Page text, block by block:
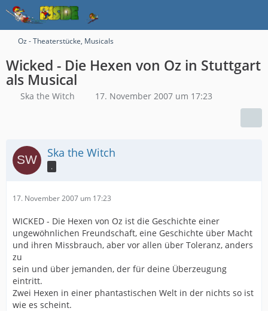
Oz - Theaterstücke, Musicals
Wicked - Die Hexen von Oz in Stuttgart
als Musical
Ska the Witch 17. November 2007 um 17:23
Ska the Witch
.
17. November 2007 um 17:23
WICKED - Die Hexen von Oz ist die Geschichte einer
ungewöhnlichen Freundschaft, eine Geschichte über Macht
und ihren Missbrauch, aber vor allen über Toleranz, anders
zu
sein und über jemanden, der für deine Überzeugung
eintritt.
Zwei Hexen in einer phantastischen Welt in der nichts so ist
wie es scheint.